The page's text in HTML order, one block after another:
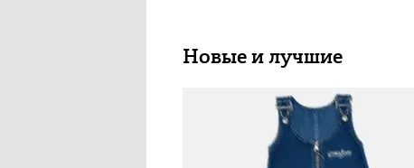
Новые и лучшие